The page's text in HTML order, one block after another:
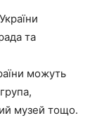
та
можуть
музей тощо.